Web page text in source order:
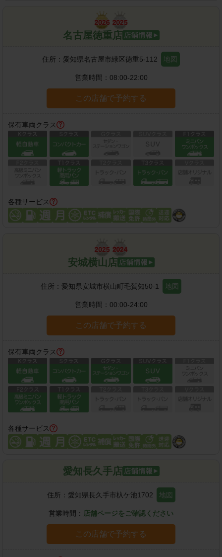
名古屋徳重店
住所： 愛知県名古屋市緑区徳重5-112 地図
営業時間： 08:00-22:00
この店舗で予約する
保有車両クラス
各種サービス
安城横山店
住所： 愛知県安城市横山町毛賀知50-1 地図
営業時間： 00:00-24:00
この店舗で予約する
保有車両クラス
各種サービス
愛知長久手店
住所： 愛知県長久手市杁ケ池1702 地図
営業時間： 店舗ページをご確認ください
この店舗で予約する